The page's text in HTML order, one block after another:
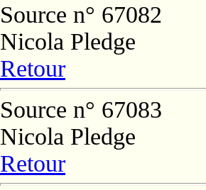
Source n° 67082
Nicola Pledge
Retour
Source n° 67083
Nicola Pledge
Retour